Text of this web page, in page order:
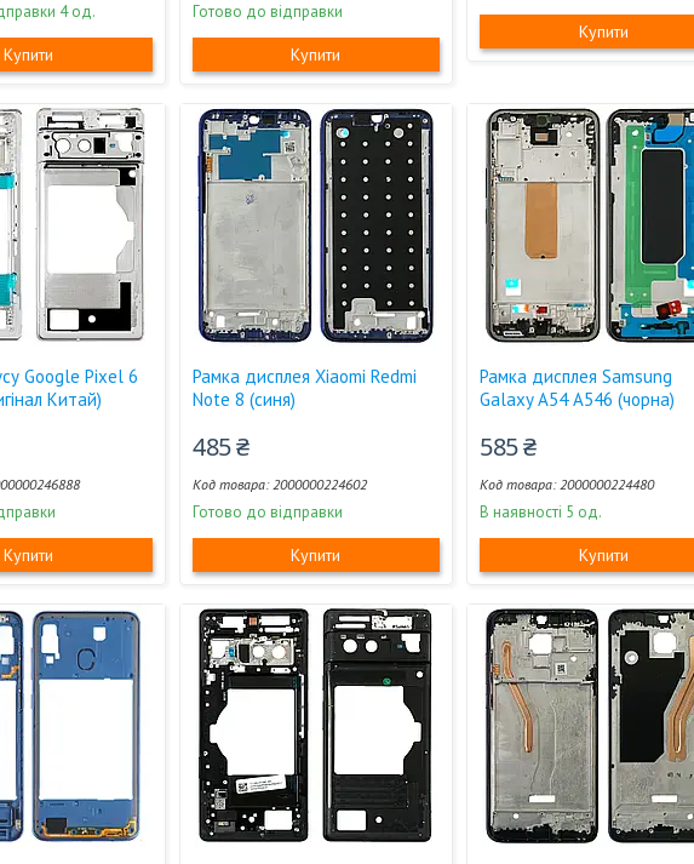
4 од.
Купити
Готово до відправки
Купити
Купити
Google Pixel 6
Китай)
Купити
Рамка дисплея Xiaomi Redmi
Note 8 (синя)
485 ₴
2000000224602
Готово до відправки
Купити
Рамка дисплея Samsung
Galaxy A54 A546 (чорна)
585 ₴
2000000224480
В наявності 5 од.
Купити